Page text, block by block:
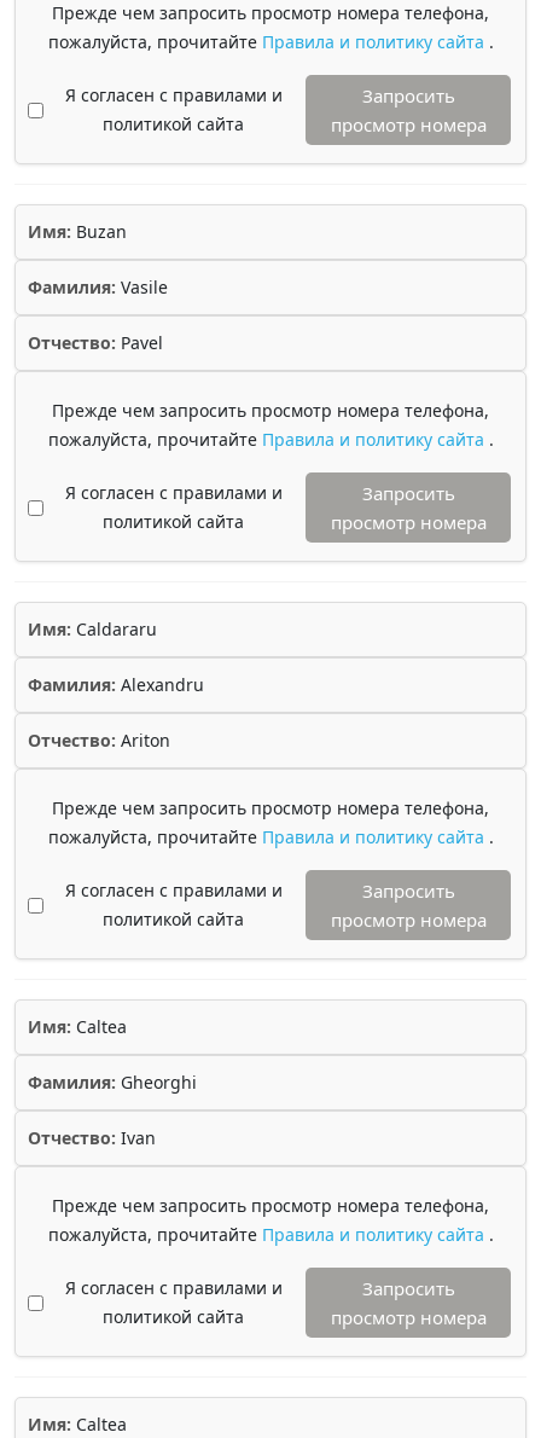
Прежде чем запросить просмотр номера телефона,
пожалуйста, прочитайте Правила и политику сайта .
Я согласен с правилами и
политикой сайта
Запросить
просмотр номера
Имя: Buzan
Фамилия: Vasile
Отчество: Pavel
Прежде чем запросить просмотр номера телефона,
пожалуйста, прочитайте Правила и политику сайта .
Я согласен с правилами и
политикой сайта
Запросить
просмотр номера
Имя: Caldararu
Фамилия: Alexandru
Отчество: Ariton
Прежде чем запросить просмотр номера телефона,
пожалуйста, прочитайте Правила и политику сайта .
Я согласен с правилами и
политикой сайта
Запросить
просмотр номера
Имя: Caltea
Фамилия: Gheorghi
Отчество: Ivan
Прежде чем запросить просмотр номера телефона,
пожалуйста, прочитайте Правила и политику сайта .
Я согласен с правилами и
политикой сайта
Запросить
просмотр номера
Имя: Caltea